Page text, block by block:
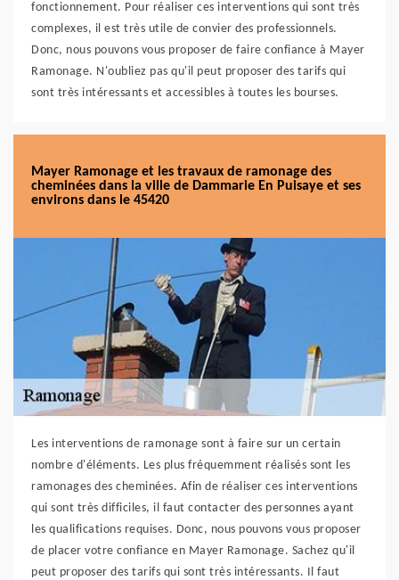
fonctionnement. Pour réaliser ces interventions qui sont très
complexes, il est très utile de convier des professionnels.
Donc, nous pouvons vous proposer de faire confiance à Mayer
Ramonage. N'oubliez pas qu'il peut proposer des tarifs qui
sont très intéressants et accessibles à toutes les bourses.
Mayer Ramonage et les travaux de ramonage des
cheminées dans la ville de Dammarie En Puisaye et ses
environs dans le 45420
Les interventions de ramonage sont à faire sur un certain
nombre d'éléments. Les plus fréquemment réalisés sont les
ramonages des cheminées. Afin de réaliser ces interventions
qui sont très difficiles, il faut contacter des personnes ayant
les qualifications requises. Donc, nous pouvons vous proposer
de placer votre confiance en Mayer Ramonage. Sachez qu'il
peut proposer des tarifs qui sont très intéressants. Il faut